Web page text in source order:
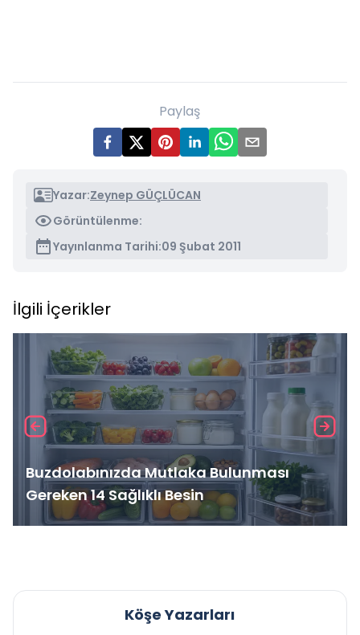
Paylaş
Yazar:Zeynep GÜÇLÜCAN
Görüntülenme:
Yayınlanma Tarihi:09 Şubat 2011
İlgili İçerikler
Buzdolabınızda Mutlaka Bulunması
Gereken 14 Sağlıklı Besin
Köşe Yazarları